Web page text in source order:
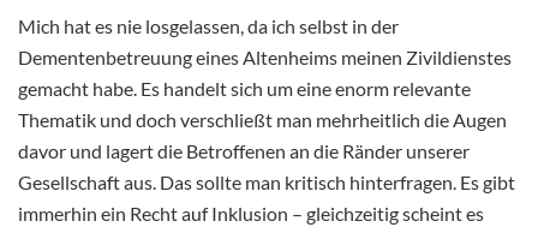
Mich hat es nie losgelassen, da ich selbst in der
Dementenbetreuung eines Altenheims meinen Zivildienstes
gemacht habe. Es handelt sich um eine enorm relevante
Thematik und doch verschließt man mehrheitlich die Augen
davor und lagert die Betroffenen an die Ränder unserer
Gesellschaft aus. Das sollte man kritisch hinterfragen. Es gibt
immerhin ein Recht auf Inklusion – gleichzeitig scheint es